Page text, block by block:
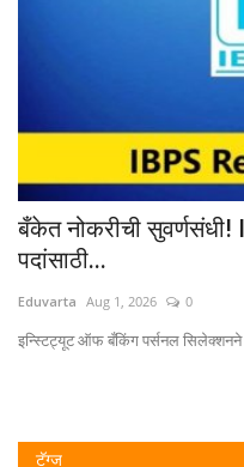
बँकेत नोकरीची
पदांसाठी...
Eduvarta Aug 1, 2026 0
इन्स्टिट्यूट ऑफ बँकिंग पर्सनल सिलेक्शनने
टॅग्ज